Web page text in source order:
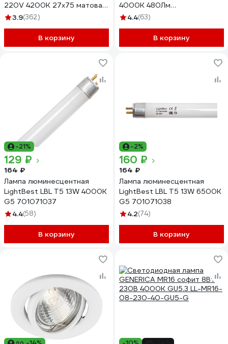
220V 4200K 27x75 матовая
30000h T5MV80ELC
3.9(362)
В корзину
4000К 480Лм
4690612036083
4.4(63)
В корзину
-21%
129 ₽
164 ₽
Лампа люминесцентная
LightBest LBL T5 13W 4000K
G5 701071037
4.4(58)
В корзину
-2%
160 ₽
164 ₽
Лампа люминесцентная
LightBest LBL T5 13W 6500K
G5 701071038
4.2(74)
В корзину